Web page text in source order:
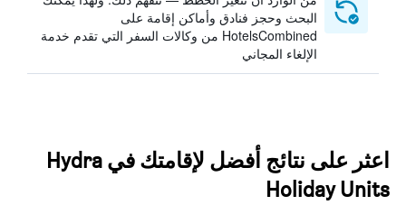
البحث وحجز فنادق وأماكن إقامة على
HotelsCombined من وكالات السفر التي تقدم خدمة
الإلغاء المجاني
اعثر على نتائج أفضل لإقامتك في Hydra
Holiday Units